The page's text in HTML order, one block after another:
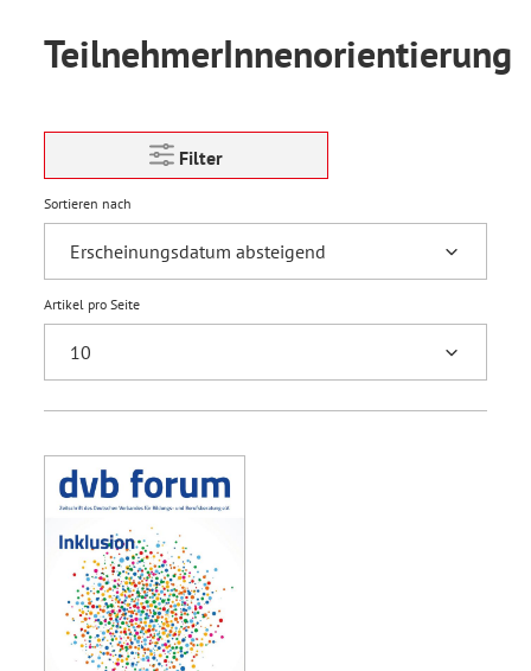
TeilnehmerInnenorientierung
Filter
Sortieren nach
Artikel pro Seite